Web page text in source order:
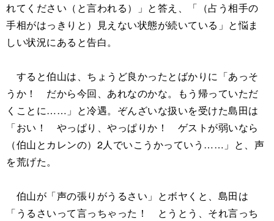
れてください（と言われる）」と答え、「（占う相手の
手相がはっきりと）見えない状態が続いている」と悩ま
しい状況にあると告白。
すると伯山は、ちょうど良かったとばかりに「あっそ
うか！ だから今回、あれなのかな。もう帰っていただ
くことに……」と冷遇。ぞんざいな扱いを受けた島田は
「おい！ やっぱり、やっぱりか！ ゲストが弱いなら
（伯山とカレンの）2人でいこうかっていう……」と、声
を荒げた。
伯山が「声の張りがうるさい」とボヤくと、島田は
「うるさいって言っちゃった！ とうとう、それ言っち